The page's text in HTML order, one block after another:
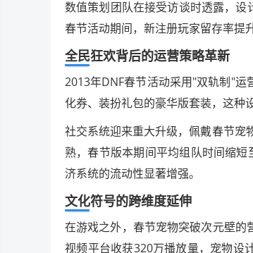
数值策划团队在接受访谈时透露，
春节活动期间，新注册玩家留存率提
全民狂欢背后的运营策略革新
2013年DNF春节活动采用"双轨制"
化券、装扮礼包的豪华版套装，这种
社交系统迎来重大升级，佩戴春节宠
熟，春节版本期间平均组队时间缩
济系统的流动性显著增强。
文化符号的跨维度延伸
在游戏之外，春节宠物突破次元壁
视频平台收获320万播放量，宠物设